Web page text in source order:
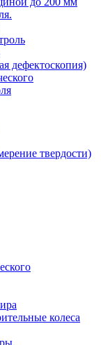
дефектоскопия)
твердости)
колеса